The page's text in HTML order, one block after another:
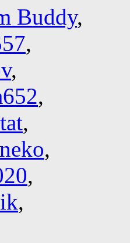
Buddy,
,
,
,
,
,
,
,